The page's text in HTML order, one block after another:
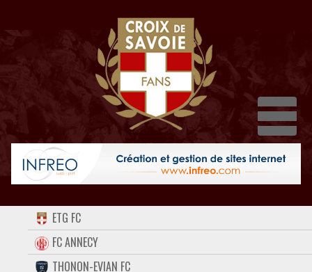
ACCUEIL
FORUM
ETG FC
FC ANNECY
THONON-EVIAN FC